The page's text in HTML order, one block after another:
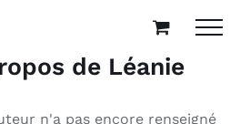
de Léanie
n'a pas encore renseigné